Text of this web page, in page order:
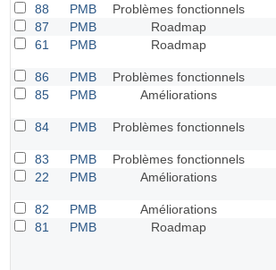
88 PMB Problèmes fonctionnels
87
PMB Roadmap
61
PMB Roadmap
86 PMB Problèmes fonctionnels
85
PMB Améliorations
84 PMB Problèmes fonctionnels
83 PMB Problèmes fonctionnels
22
PMB Améliorations
82 PMB Améliorations
81
PMB Roadmap